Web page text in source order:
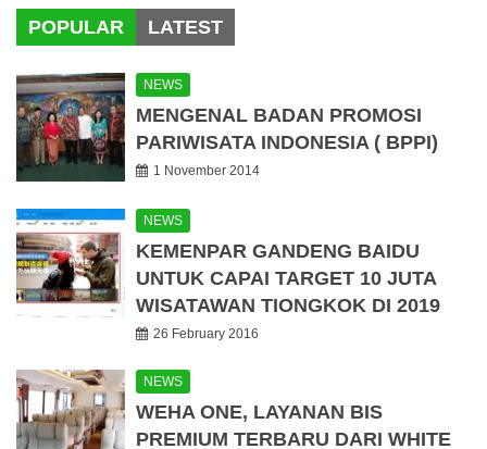
POPULAR LATEST
NEWS
MENGENAL BADAN PROMOSI
PARIWISATA INDONESIA ( BPPI)
1 November 2014
NEWS
KEMENPAR GANDENG BAIDU
UNTUK CAPAI TARGET 10 JUTA
WISATAWAN TIONGKOK DI 2019
26 February 2016
NEWS
WEHA ONE, LAYANAN BIS
PREMIUM TERBARU DARI WHITE